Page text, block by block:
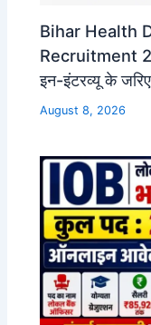
Bihar Health
Recruitment
इन-इंटरव्यू के
August 8, 2026